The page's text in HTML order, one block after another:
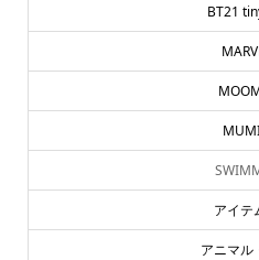
BT21
アイテ
アニマル